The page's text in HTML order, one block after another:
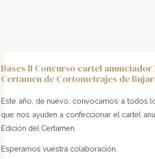
Bases II Concurso cartel anunciador
Certamen de Cortometrajes de
Este año, de nuevo, convocamos a todos
que nos ayuden a confeccionar el cartel
Edición del Certamen.
Esperamos vuestra colaboración.